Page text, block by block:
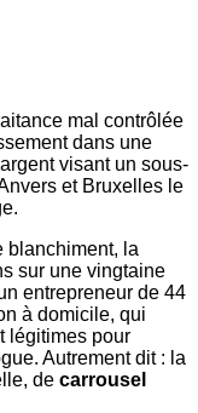
mal contrôlée
dans une
visant un sous-
et Bruxelles le
blanchiment, la
sur une vingtaine
entrepreneur de 44
à domicile, qui
légitimes pour
Autrement dit : la
de carrousel